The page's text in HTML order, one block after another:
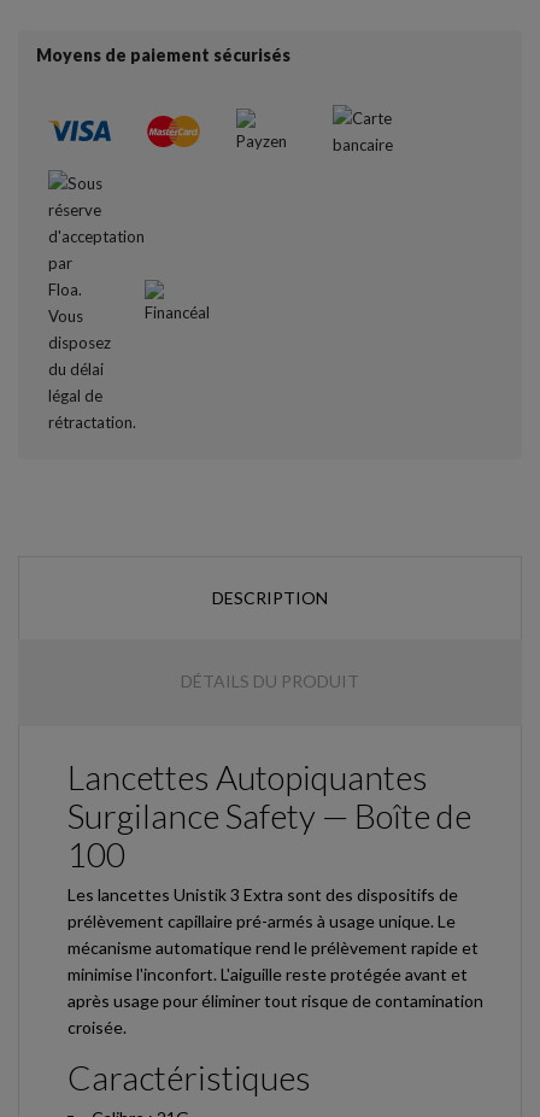
Moyens de paiement sécurisés
DESCRIPTION
DÉTAILS DU PRODUIT
Lancettes Autopiquantes
Surgilance Safety — Boîte de
100
Les lancettes Unistik 3 Extra sont des dispositifs de
prélèvement capillaire pré-armés à usage unique. Le
mécanisme automatique rend le prélèvement rapide et
minimise l'inconfort. L'aiguille reste protégée avant et
après usage pour éliminer tout risque de contamination
croisée.
Caractéristiques